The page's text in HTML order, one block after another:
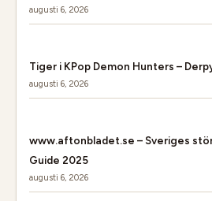
augusti 6, 2026
Tiger i KPop Demon Hunters –
augusti 6, 2026
www.aftonbladet.se – Sveriges
Guide 2025
augusti 6, 2026